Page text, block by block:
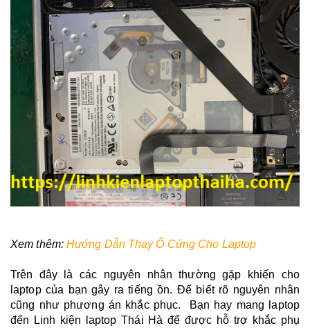
Xem thêm: Hướng Dẫn Thay Ổ Cứng Cho Laptop
Trên đây là các nguyên nhân thường gặp khiến cho
laptop của bạn gây ra tiếng ồn. Để biết rõ nguyên nhân
cũng như phương án khắc phục. Bạn hay mang laptop
đến Linh kiện laptop Thái Hà để được hỗ trợ khắc phụ